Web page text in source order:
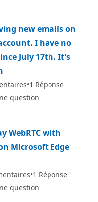
new emails on
I have no
July 17th. It's
1 Réponse
question
WebRTC with
Microsoft Edge
1 Réponse
question